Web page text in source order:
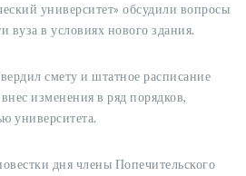
университет» обсудили вопросы
вуза в условиях нового здания.
смету и штатное расписание
изменения в ряд порядков,
университета.
дня члены Попечительского